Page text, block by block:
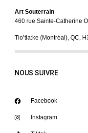
Art Souterrain
460 rue Sainte-Catherine
Tio’tia:ke (Montréal), QC,
NOUS SUIVRE
Facebook
Instagram